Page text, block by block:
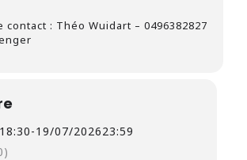
contact : Théo Wuidart – 0496382827
18:30-19/07/202623:59